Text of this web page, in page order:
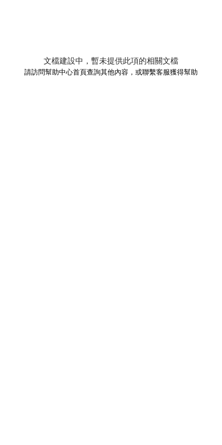
文檔建設中，暫未提供此項的相關文檔
請訪問幫助中心首頁查詢其他內容，或聯繫客服獲得幫助